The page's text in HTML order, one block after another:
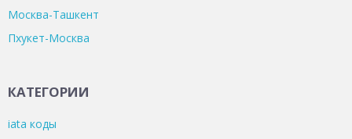
Москва-Ташкент
Пхукет-Москва
КАТЕГОРИИ
iata коды